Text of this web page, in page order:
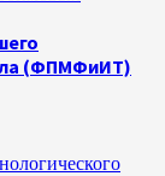
(ФПМФиИТ)